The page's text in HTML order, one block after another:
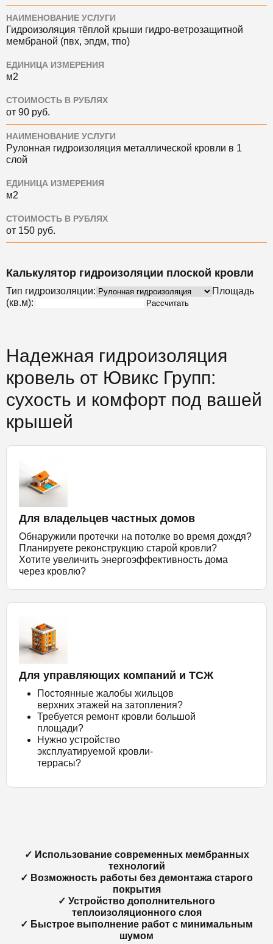
НАИМЕНОВАНИЕ УСЛУГИ
Гидроизоляция тёплой крыши гидро-ветрозащитной
мембраной (пвх, эпдм, тпо)
ЕДИНИЦА ИЗМЕРЕНИЯ
м2
СТОИМОСТЬ В РУБЛЯХ
от 90 руб.
НАИМЕНОВАНИЕ УСЛУГИ
Рулонная гидроизоляция металлической кровли в 1
слой
ЕДИНИЦА ИЗМЕРЕНИЯ
м2
СТОИМОСТЬ В РУБЛЯХ
от 150 руб.
Калькулятор гидроизоляции плоской кровли
Тип гидроизоляции:
Площадь
(кв.м):
Рассчитать
Надежная гидроизоляция
кровель от Ювикс Групп:
сухость и комфорт под вашей
крышей
Для владельцев частных домов
Обнаружили протечки на потолке во время дождя?
Планируете реконструкцию старой кровли?
Хотите увеличить энергоэффективность дома
через кровлю?
Для управляющих компаний и ТСЖ
Постоянные жалобы жильцов
верхних этажей на затопления?
Требуется ремонт кровли большой
площади?
Нужно устройство
эксплуатируемой кровли-
террасы?
✓ Использование современных мембранных
технологий
✓ Возможность работы без демонтажа старого
покрытия
✓ Устройство дополнительного
теплоизоляционного слоя
✓ Быстрое выполнение работ с минимальным
шумом